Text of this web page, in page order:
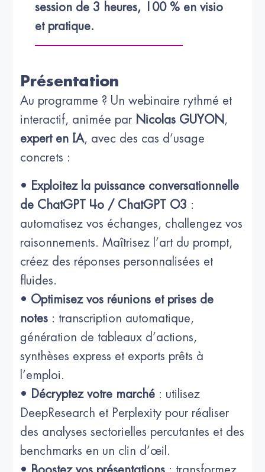
session de 3 heures, 100 % en visio
et pratique.
Présentation
Au programme ? Un webinaire rythmé et
interactif, animée par Nicolas GUYON,
expert en IA, avec des cas d’usage
concrets :
• Exploitez la puissance conversationnelle
de ChatGPT 4o / ChatGPT O3 :
automatisez vos échanges, challengez vos
raisonnements. Maîtrisez l’art du prompt,
créez des réponses personnalisées et
fluides.
• Optimisez vos réunions et prises de
notes : transcription automatique,
génération de tableaux d’actions,
synthèses express et exports prêts à
l’emploi.
• Décryptez votre marché : utilisez
DeepResearch et Perplexity pour réaliser
des analyses sectorielles percutantes et des
benchmarks en un clin d’œil.